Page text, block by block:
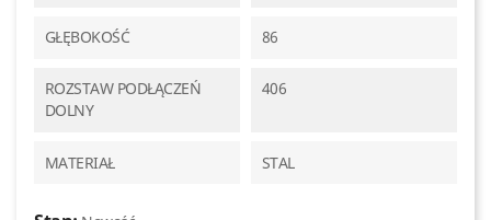
GŁĘBOKOŚĆ 86
ROZSTAW PODŁĄCZEŃ
DOLNY
406
MATERIAŁ STAL